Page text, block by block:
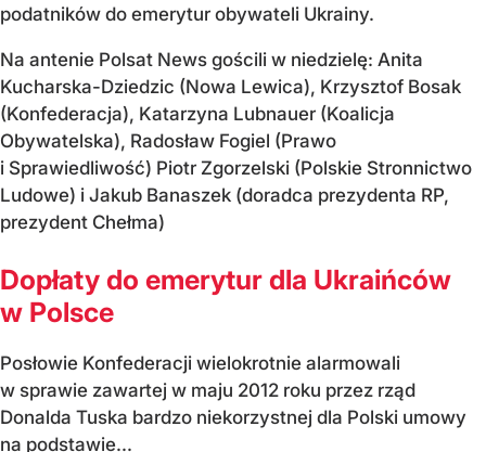
podatników do emerytur obywateli Ukrainy.
Na antenie Polsat News gościli w niedzielę: Anita
Kucharska-Dziedzic (Nowa Lewica), Krzysztof Bosak
(Konfederacja), Katarzyna Lubnauer (Koalicja
Obywatelska), Radosław Fogiel (Prawo
i Sprawiedliwość) Piotr Zgorzelski (Polskie Stronnictwo
Ludowe) i Jakub Banaszek (doradca prezydenta RP,
prezydent Chełma)
Dopłaty do emerytur dla Ukraińców
w Polsce
Posłowie Konfederacji wielokrotnie alarmowali
w sprawie zawartej w maju 2012 roku przez rząd
Donalda Tuska bardzo niekorzystnej dla Polski umowy
na podstawie...